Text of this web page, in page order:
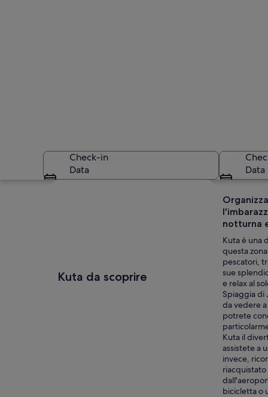
Una barca con
Check-in
Data
Data
Kuta da scoprire
notturna
Kuta è una
questa
pescatori,
sue
e relax al
Spiaggia di
da vedere
potrete
Kuta il
assistete a
invece,
riacquistato
bicicletta o